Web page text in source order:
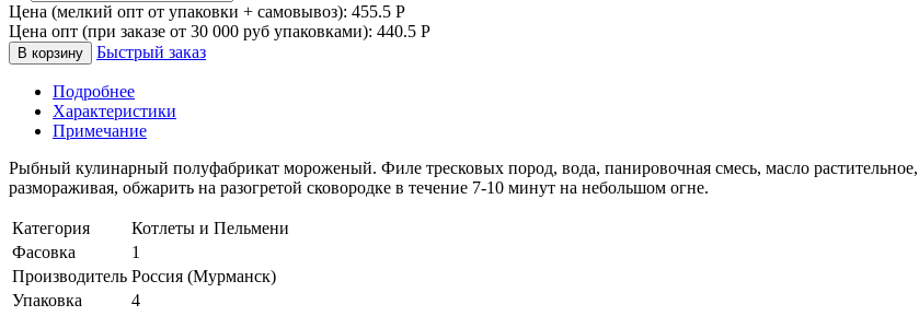
Цена (мелкий опт от упаковки + самовывоз): 455.5 P
Цена опт (при заказе от 30 000 руб упаковками): 440.5 P
В корзину Быстрый заказ
Подробнее
Характеристики
Примечание
Рыбный кулинарный полуфабрикат мороженый. Филе тресковых пород, вода, панировочная смесь, масло
размораживая, обжарить на разогретой сковородке в течение 7-10 минут на небольшом огне.
Категория
Котлеты и Пельмени
Фасовка
1
Производитель Россия (Мурманск)
Упаковка
4